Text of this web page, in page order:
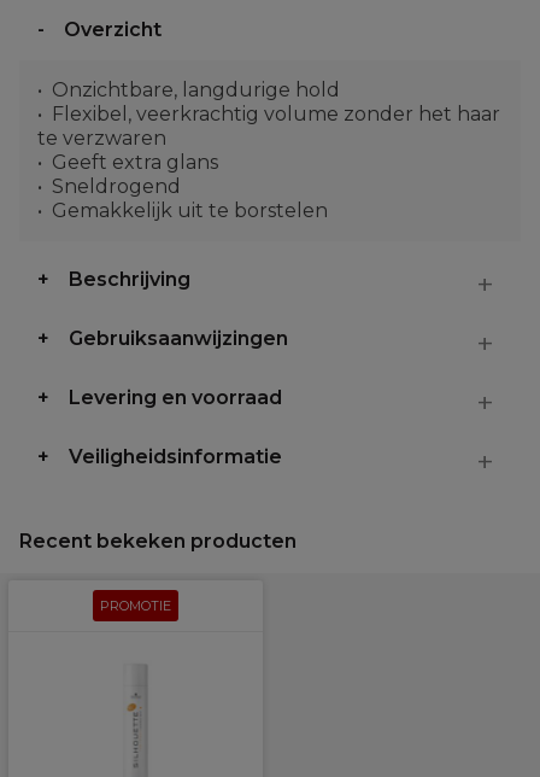
Overzicht
Onzichtbare, langdurige hold
Flexibel, veerkrachtig volume zonder het haar
te verzwaren
Geeft extra glans
Sneldrogend
Gemakkelijk uit te borstelen
Beschrijving
Gebruiksaanwijzingen
Levering en voorraad
Veiligheidsinformatie
Recent bekeken producten
PROMOTIE